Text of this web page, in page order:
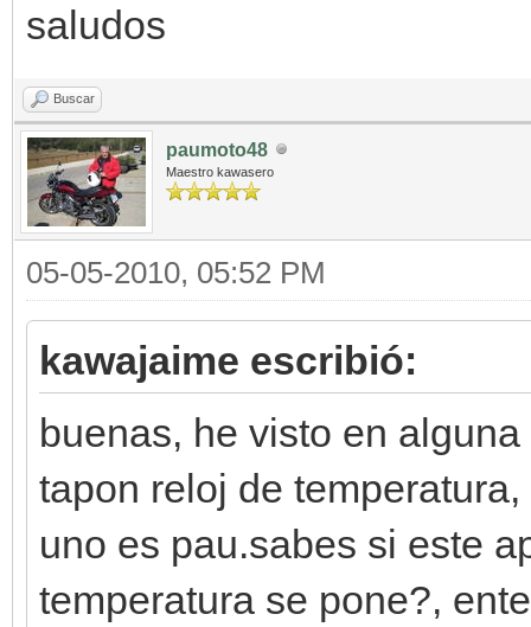
saludos
Buscar
paumoto48
Maestro kawasero
05-05-2010, 05:52 PM
kawajaime escribió:
buenas, he visto en
tapon reloj de
uno es pau.sabes si este
temperatura se pone?,